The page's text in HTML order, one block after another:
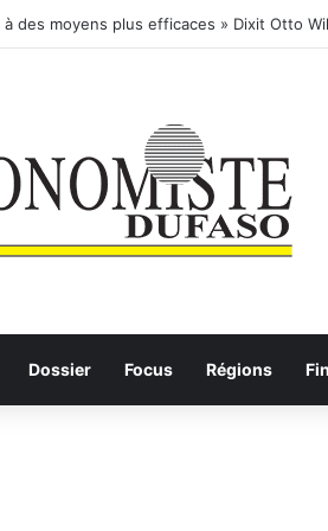
Dossier Focus Régions